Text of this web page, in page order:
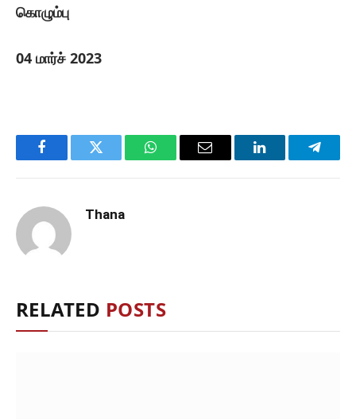
கொழும்பு
04 மார்ச் 2023
FacebookTwitter WhatsAppEmail LinkedIn
Thana
RELATED POSTS